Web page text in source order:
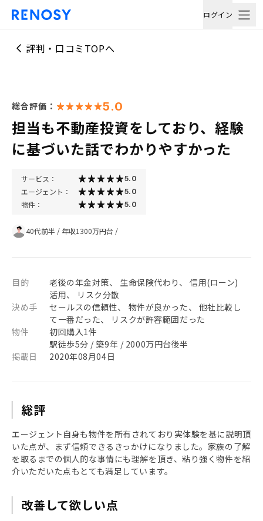
ログイン
評判・口コミTOPへ
総合評価： 5.0
担当も不動産投資をしており、経験
に基づいた話でわかりやすかった
サービス： 5.0
エージェント： 5.0
物件： 5.0
40代前半 / 年収1300万円台 /
目的
老後の年金対策、 生命保険代わり、 信用(ローン)
活用、 リスク分散
決め手
セールスの信頼性、 物件が良かった、 他社比較し
て一番だった、 リスクが許容範囲だった
物件
初回購入1件
駅徒歩5分 / 築9年 / 2000万円台後半
掲載日
2020年08月04日
総評
エージェント自身も物件を所有されており実体験を基に説明頂
いた点が、まず信頼できるきっかけになりました。家族の了解
を取るまでの個人的な事情にも理解を頂き、粘り強く物件を紹
介いただいた点もとても満足しています。
改善して欲しい点